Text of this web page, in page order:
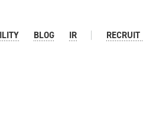
BLOG IR RECRUIT